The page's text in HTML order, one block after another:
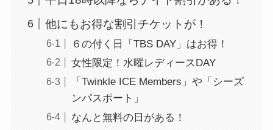
他にもお得な割引チケットが！
６の付く日「TBS DAY」はお得！
女性限定！水曜レディースDAY
「Twinkle ICE Members」や「シーズ
ンパスポート」
なんと無料の日がある！